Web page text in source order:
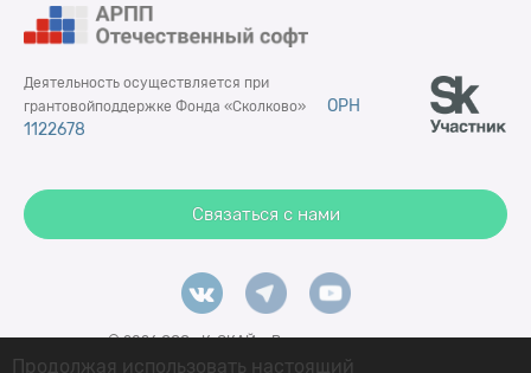
Деятельность осуществляется при
грантовойподдержке Фонда «Сколково»
ОРН
1122678
Связаться с нами
© 2026 ООО «К-СКАЙ». Все права защищены.
Продолжая использовать настоящий